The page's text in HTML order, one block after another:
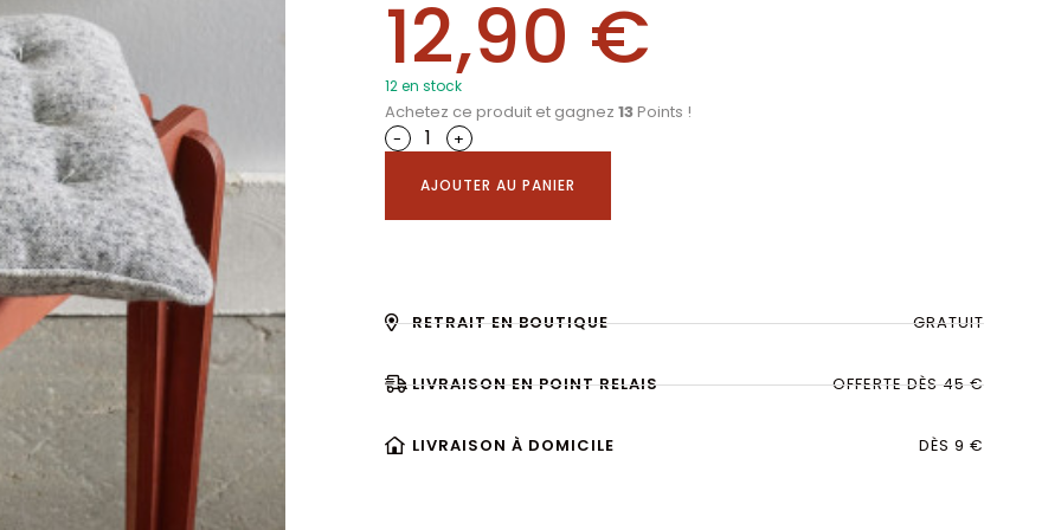
12,90 €
12 en stock
Achetez ce produit et gagnez 13Points !
-
+
AJOUTER AU PANIER
RETRAIT EN BOUTIQUE GRATUIT
LIVRAISON EN POINT RELAIS OFFERTE DÈS 45 €
LIVRAISON À DOMICILE DÈS 9 €